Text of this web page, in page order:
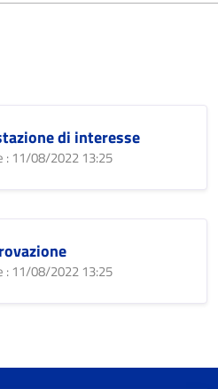
di interesse
: 11/08/2022 13:25
: 11/08/2022 13:25